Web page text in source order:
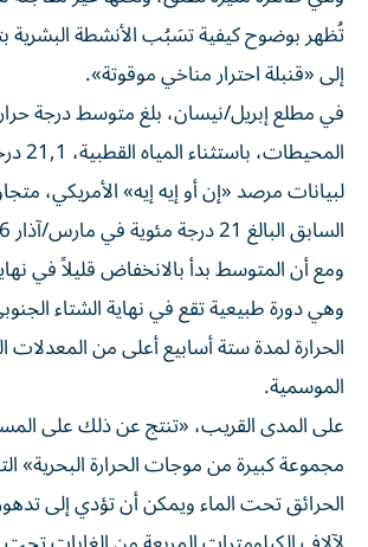
تُظهر بوضوح كيفية تسَبُب الأنشطة البشرية
إلى «قنبلة احترار مناخي موقوتة».
في مطلع إبريل/نيسان، بلغ متوسط درجة
لبيانات مرصد «إن أو إيه إيه» الأمريكي،
السابق البالغ 21 درجة مئوية في مارس/آذار 2016.
ومع أن المتوسط بدأ بالانخفاض قليلاً في
وهي دورة طبيعية تقع في نهاية الشتاء
الحرارة لمدة ستة أسابيع أعلى من المعدلات
الموسمية.
على المدى القريب، «تنتج عن ذلك على
مجموعة كبيرة من موجات الحرارة البحرية»
الحرائق تحت الماء ويمكن أن تؤدي إلى